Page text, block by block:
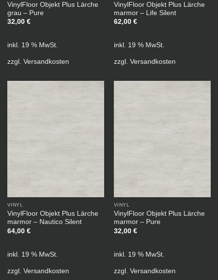
VinylFloor Objekt Plus Lärche
grau – Pure
32,00 €
inkl. 19 % MwSt.
zzgl. Versandkosten
VinylFloor Objekt Plus Lärche
marmor – Life Silent
62,00 €
inkl. 19 % MwSt.
zzgl. Versandkosten
VINYL
VinylFloor Objekt Plus Lärche
marmor – Nautico Silent
64,00 €
inkl. 19 % MwSt.
zzgl. Versandkosten
VINYL
VinylFloor Objekt Plus Lärche
marmor – Pure
32,00 €
inkl. 19 % MwSt.
zzgl. Versandkosten